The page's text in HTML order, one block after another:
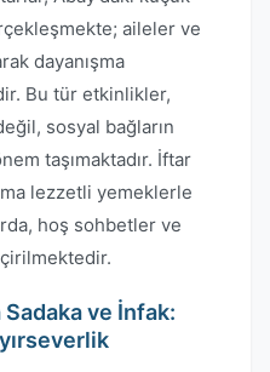
aileler ve
dayanışma
Bu tür etkinlikler,
sosyal bağların
taşımaktadır. İftar
lezzetli yemeklerle
hoş sohbetler ve
ve İnfak: